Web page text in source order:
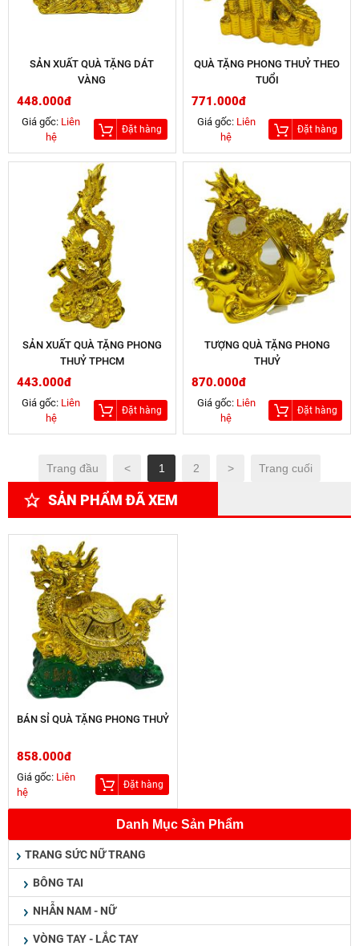
SẢN XUẤT QUÀ TẶNG DÁT
VÀNG
448.000đ
Giá gốc: Liên
hệ
Đặt hàng
QUÀ TẶNG PHONG THUỶ THEO
TUỔI
771.000đ
Giá gốc: Liên
hệ
Đặt hàng
SẢN XUẤT QUÀ TẶNG PHONG
THUỶ TPHCM
443.000đ
Giá gốc: Liên
hệ
Đặt hàng
TƯỢNG QUÀ TẶNG PHONG
THUỶ
870.000đ
Giá gốc: Liên
hệ
Đặt hàng
Trang đầu < 1 2 > Trang cuối
SẢN PHẨM ĐÃ XEM
BÁN SỈ QUÀ TẶNG PHONG THUỶ
858.000đ
Giá gốc: Liên
hệ
Đặt hàng
Danh Mục Sản Phẩm
TRANG SỨC NỮ TRANG
BÔNG TAI
NHẪN NAM - NỮ
VÒNG TAY - LẮC TAY